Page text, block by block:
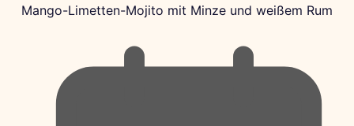
Mango-Limetten-Mojito mit Minze und weißem Rum